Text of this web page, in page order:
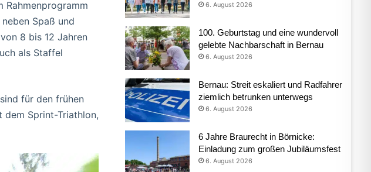
Rahmenprogramm
Spaß und
8 bis 12 Jahren
als Staffel
für den frühen
Sprint-Triathlon,
6. August 2026
100. Geburtstag und eine wundervoll
gelebte Nachbarschaft in Bernau
6. August 2026
Bernau: Streit eskaliert und Radfahrer
ziemlich betrunken unterwegs
6. August 2026
6 Jahre Braurecht in Börnicke:
Einladung zum großen Jubiläumsfest
6. August 2026